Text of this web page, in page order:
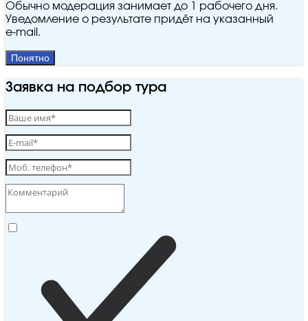
Обычно модерация занимает до 1 рабочего дня.
Уведомление о результате придёт на указанный
e‑mail.
Понятно
Заявка на подбор тура